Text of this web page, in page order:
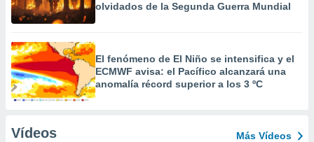
olvidados de la Segunda Guerra Mundial
El fenómeno de El Niño se intensifica y el
ECMWF avisa: el Pacífico alcanzará una
anomalía récord superior a los 3 ºC
Vídeos Más Vídeos